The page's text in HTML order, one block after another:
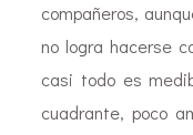
compañeros,
no logra hacerse
casi todo es
cuadrante, poco